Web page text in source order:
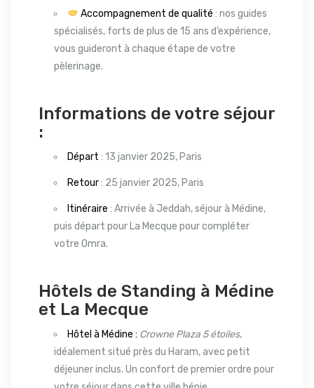
Accompagnement de qualité : nos guides
spécialisés, forts de plus de 15 ans d’expérience,
vous guideront à chaque étape de votre
pèlerinage.
Informations de votre séjour
:
Départ : 13 janvier 2025, Paris
Retour: 25 janvier 2025, Paris
Itinéraire : Arrivée à Jeddah, séjour à Médine,
puis départ pour La Mecque pour compléter
votre Omra.
Hôtels de Standing à Médine
et La Mecque
Hôtel à Médine : Crowne Plaza 5 étoiles,
idéalement situé près du Haram, avec petit
déjeuner inclus. Un confort de premier ordre pour